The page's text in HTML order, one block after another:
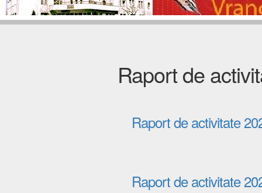
Raport de
Raport de activitate
Raport de activitate